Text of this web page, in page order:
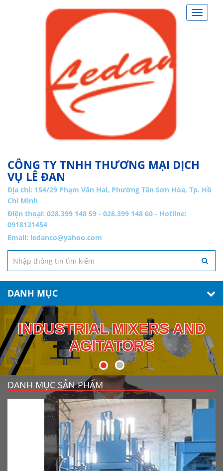
Toggle
CÔNG TY TNHH THƯƠNG MẠI DỊCH
VỤ LÊ ĐAN
Địa chỉ: 154/29 Phạm Văn Hai, Phường Tân Sơn Hòa, Tp. Hồ
Chí Minh
Điện thoại: 028.399 148 59 - 028.399 148 60 - Hotline:
0918121454
Email: ledanco@yahoo.com
DANH MỤC
INDUSTRIAL MIXERS AND
AGITATORS
DANH MỤC SẢN PHẨM